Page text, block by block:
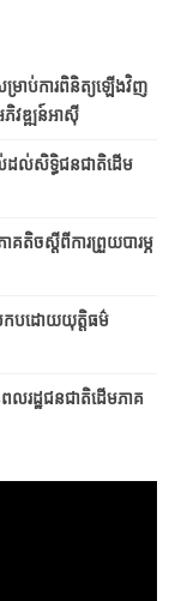
ាប់ការពិនិត្យឡើងវិញ
វឌ្ឍន៍អាស៊ី
ល់​ដល់​សិទ្ធិ​ជនជាតិ​ដើម
ចស្តីពីការព្រួយបារម្ភ
រកប​ដោយ​​យុត្តិធម៌
រដ្ឋជនជាតិដើមភាគ